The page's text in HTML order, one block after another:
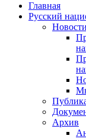
Главная
Русский
Новости
Архив